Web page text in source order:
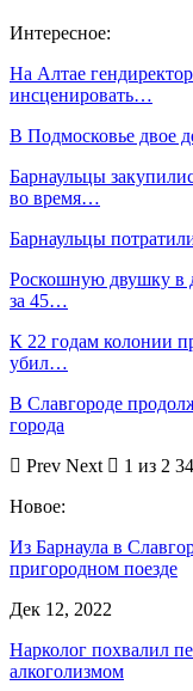
Интересное:
На Алтае
инсценировать…
В Подмосковье двое
Барнаульцы
во время…
Барнаульцы
Роскошную двушку в
за 45…
К 22 годам колонии
убил…
В Славгороде
города
Prev Next
1 из 2
Новое:
Из Барнаула в
пригородном поезде
Дек 12, 2022
Нарколог похвалил
алкоголизмом